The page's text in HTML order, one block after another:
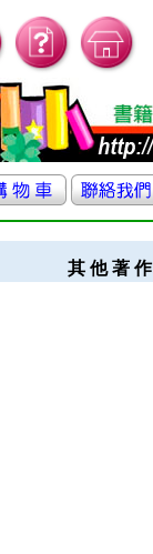
其 他 著 作